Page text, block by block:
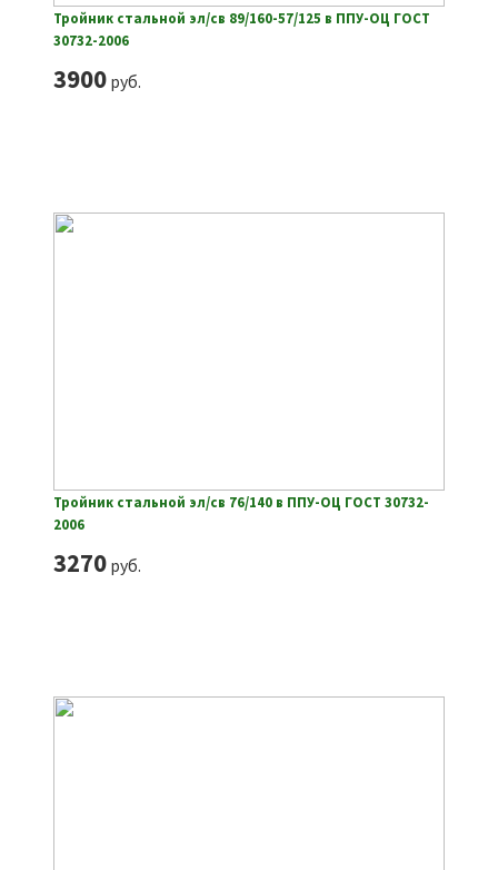
Тройник стальной эл/св 89/160-57/125 в ППУ-ОЦ ГОСТ
30732-2006
3900руб.
Тройник стальной эл/св 76/140 в ППУ-ОЦ ГОСТ 30732-
2006
3270руб.